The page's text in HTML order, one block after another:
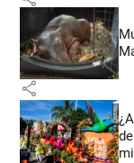
share